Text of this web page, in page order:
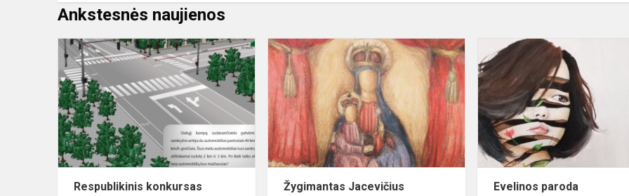
Ankstesnės naujienos
Respublikinis
konkursas
„Piešinys
—
matematinis
uždavinys“
Respublikinis konkursas
Žygimantas
Jacevičius
pristato
antrąją
savo
parodą.
Žygimantas Jacevičius
Evelinos paroda